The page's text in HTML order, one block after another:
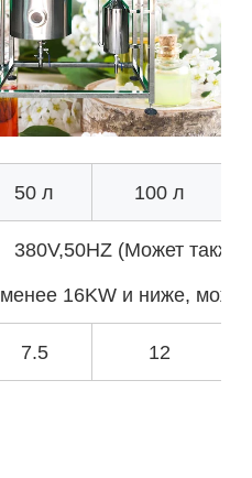
50 л 100 л
380V,50HZ (Может
менее 16KW и ниже,
7.5 12